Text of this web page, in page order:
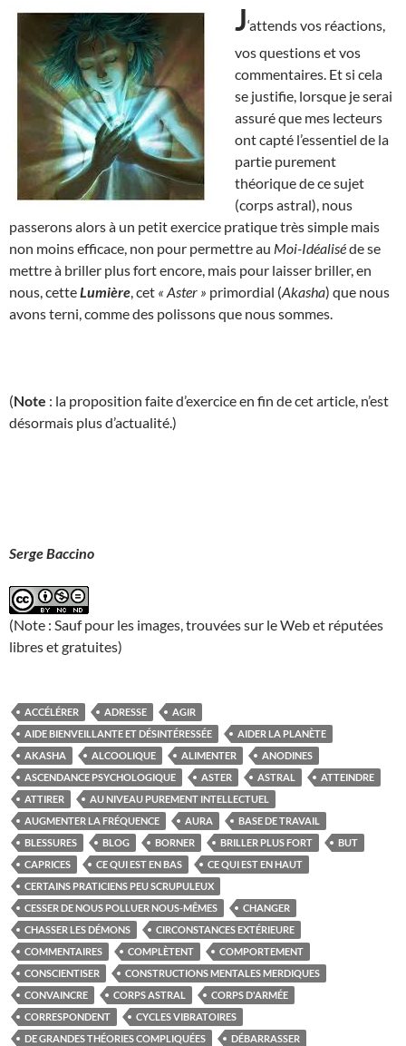
J‘attends vos réactions,
vos questions et vos
commentaires. Et si cela
se justifie, lorsque je serai
assuré que mes lecteurs
ont capté l’essentiel de la
partie purement
théorique de ce sujet
(corps astral), nous
passerons alors à un petit exercice pratique très simple mais
non moins efficace, non pour permettre au Moi-Idéaliséde se
mettre à briller plus fort encore, mais pour laisser briller, en
nous, cetteLumière , cet « Aster » primordial (Akasha) que nous
avons terni, comme des polissons que nous sommes.
(Note : la proposition faite d’exercice en fin de cet article, n’est
désormais plus d’actualité.)
Serge Baccino
(Note : Sauf pour les images, trouvées sur le Web et réputées
libres et gratuites)
ACCÉLÉRER ADRESSE
AGIR
AIDE BIENVEILLANTE ET DÉSINTÉRESSÉE
AIDER LA PLANÈTE
AKASHA
ALCOOLIQUE ALIMENTER
ANODINES
ASCENDANCE PSYCHOLOGIQUE
ASTER ASTRAL
ATTEINDRE
ATTIRER
AU NIVEAU PUREMENT INTELLECTUEL
AUGMENTER LA FRÉQUENCE
AURA
BASE DE TRAVAIL
BLESSURES
BLOG BORNER BRILLER PLUS FORT
BUT
CAPRICES
CE QUI EST EN BAS
CE QUI EST EN HAUT
CERTAINS PRATICIENS PEU SCRUPULEUX
CESSER DE NOUS POLLUER NOUS-MÊMES
CHANGER
CHASSER LES DÉMONS
CIRCONSTANCES EXTÉRIEURE
COMMENTAIRES
COMPLÈTENT
COMPORTEMENT
CONSCIENTISER
CONSTRUCTIONS MENTALES MERDIQUES
CONVAINCRE
CORPS ASTRAL
CORPS D'ARMÉE
CORRESPONDENT
CYCLES VIBRATOIRES
DE GRANDES THÉORIES COMPLIQUÉES
DÉBARRASSER